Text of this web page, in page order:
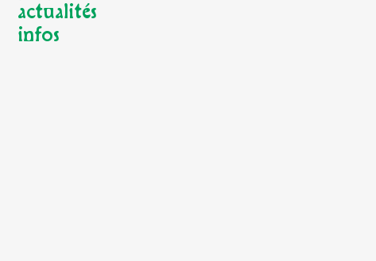
actualités
infos